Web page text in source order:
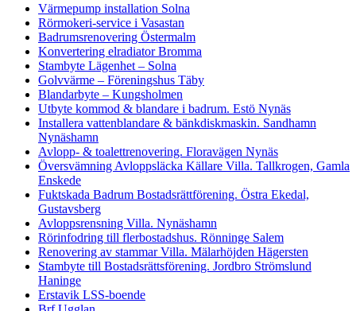
Värmepump installation Solna
Rörmokeri-service i Vasastan
Badrumsrenovering Östermalm
Konvertering elradiator Bromma
Stambyte Lägenhet – Solna
Golvvärme – Föreningshus Täby
Blandarbyte – Kungsholmen
Utbyte kommod & blandare i badrum. Estö Nynäs
Installera vattenblandare & bänkdiskmaskin. Sandhamn
Nynäshamn
Avlopp- & toalettrenovering. Floravägen Nynäs
Översvämning Avloppsläcka Källare Villa. Tallkrogen, Gamla
Enskede
Fuktskada Badrum Bostadsrättförening. Östra Ekedal,
Gustavsberg
Avloppsrensning Villa. Nynäshamn
Rörinfodring till flerbostadshus. Rönninge Salem
Renovering av stammar Villa. Mälarhöjden Hägersten
Stambyte till Bostadsrättsförening. Jordbro Strömslund
Haninge
Erstavik LSS-boende